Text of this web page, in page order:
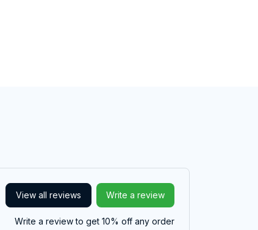
View all reviews Write a review
Write a review to get 10% off any order